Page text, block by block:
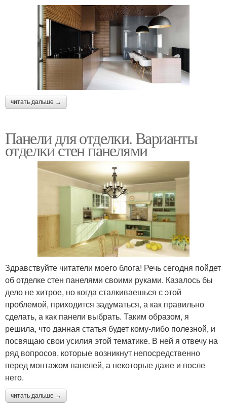
читать дальше →
Панели для отделки. Варианты
отделки стен панелями
Здравствуйте читатели моего блога! Речь сегодня пойдет
об отделке стен панелями своими руками. Казалось бы
дело не хитрое, но когда сталкиваешься с этой
проблемой, приходится задуматься, а как правильно
сделать, а как панели выбрать. Таким образом, я
решила, что данная статья будет кому-либо полезной, и
посвящаю свои усилия этой тематике. В ней я отвечу на
ряд вопросов, которые возникнут непосредственно
перед монтажом панелей, а некоторые даже и после
него.
читать дальше →